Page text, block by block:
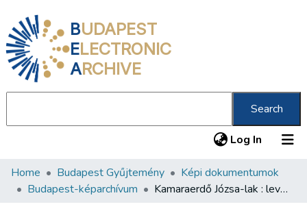
BUDAPEST
ELECTRONIC
ARCHIVE
Search
Log In (current)
Communities & Collections
Home Budapest Gyűjtemény
Képi dokumentumok
Budapest-képarchívum
Kamaraerdő Józsa-lak : levelező-lap